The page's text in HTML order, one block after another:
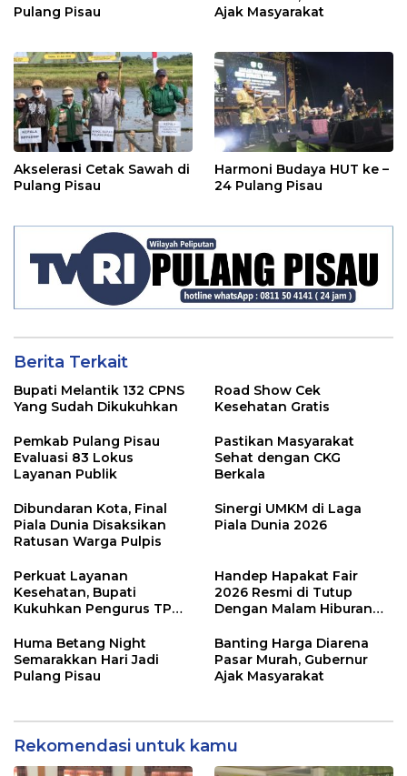
Pulang Pisau
Ajak Masyarakat
Akselerasi Cetak Sawah di
Pulang Pisau
Harmoni Budaya HUT ke –
24 Pulang Pisau
Berita Terkait
Bupati Melantik 132 CPNS
Yang Sudah Dikukuhkan
Road Show Cek
Kesehatan Gratis
Pemkab Pulang Pisau
Evaluasi 83 Lokus
Layanan Publik
Pastikan Masyarakat
Sehat dengan CKG
Berkala
Dibundaran Kota, Final
Piala Dunia Disaksikan
Ratusan Warga Pulpis
Sinergi UMKM di Laga
Piala Dunia 2026
Perkuat Layanan
Kesehatan, Bupati
Kukuhkan Pengurus TP
Handep Hapakat Fair
2026 Resmi di Tutup
Dengan Malam Hiburan
Huma Betang Night
Semarakkan Hari Jadi
Pulang Pisau
Banting Harga Diarena
Pasar Murah, Gubernur
Ajak Masyarakat
Rekomendasi untuk kamu